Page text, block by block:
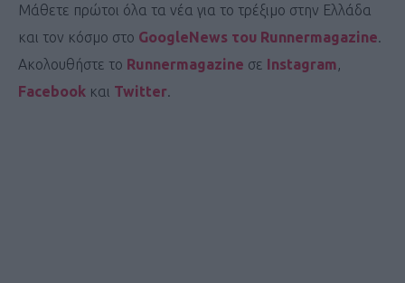
Μάθετε πρώτοι όλα τα νέα για το τρέξιμο στην Ελλάδα
και τον κόσμο στο GoogleNews του Runnermagazine.
Ακολουθήστε το Runnermagazine σε Instagram,
Facebook και Twitter.